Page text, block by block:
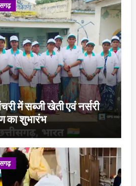
में सब्जी खेती एवं नर्सरी
का शुभारंभ